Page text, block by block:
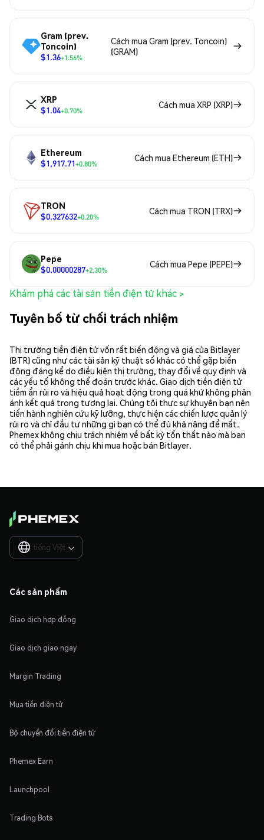
Gram (prev.
Toncoin)
$1.36+1.56%
Cách mua Gram (prev. Toncoin)
(GRAM)
XRP
$1.04+0.70%
Cách mua XRP (XRP)
Ethereum
$1,917.71+0.80%
Cách mua Ethereum (ETH)
TRON
$0.327632+0.20%
Cách mua TRON (TRX)
Pepe
$0.00000287+2.30%
Cách mua Pepe (PEPE)
Khám phá các tài sản tiền điện tử khác >
Tuyên bố từ chối trách nhiệm
Thị trường tiền điện tử vốn rất biến động và giá của Bitlayer
(BTR) cũng như các tài sản kỹ thuật số khác có thể gặp biến
động đáng kể do điều kiện thị trường, thay đổi về quy định và
các yếu tố không thể đoán trước khác. Giao dịch tiền điện tử
tiềm ẩn rủi ro và hiệu quả hoạt động trong quá khứ không phản
ánh kết quả trong tương lai. Chúng tôi thực sự khuyên bạn nên
tiến hành nghiên cứu kỹ lưỡng, thực hiện các chiến lược quản lý
rủi ro và chỉ đầu tư những gì bạn có thể đủ khả năng để mất.
Phemex không chịu trách nhiệm về bất kỳ tổn thất nào mà bạn
có thể phải gánh chịu khi mua hoặc bán Bitlayer.
tiếng Việt 
Các sản phẩm
Giao dịch hợp đồng
Giao dịch giao ngay
Margin Trading
Mua tiền điện tử
Bộ chuyển đổi tiền điện tử
Phemex Earn
Launchpool
Trading Bots